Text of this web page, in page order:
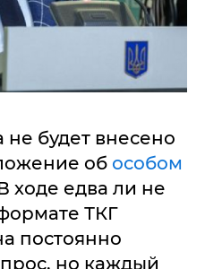
будет внесено
об особом
ходе едва ли не
ТКГ
постоянно
но каждый